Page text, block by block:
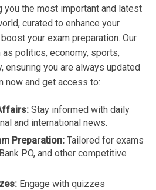
you the most important and latest
curated to enhance your
your exam preparation. Our
politics, economy, sports,
ensuring you are always updated
now and get access to:
Stay informed with daily
and international news.
Preparation: Tailored for exams
PO, and other competitive
Engage with quizzes